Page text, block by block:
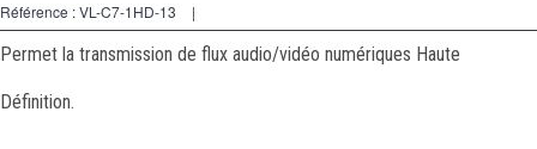
Référence :VL-C7-1HD-13 |
Permet la transmission de flux audio/vidéo numériques Haute
Définition.